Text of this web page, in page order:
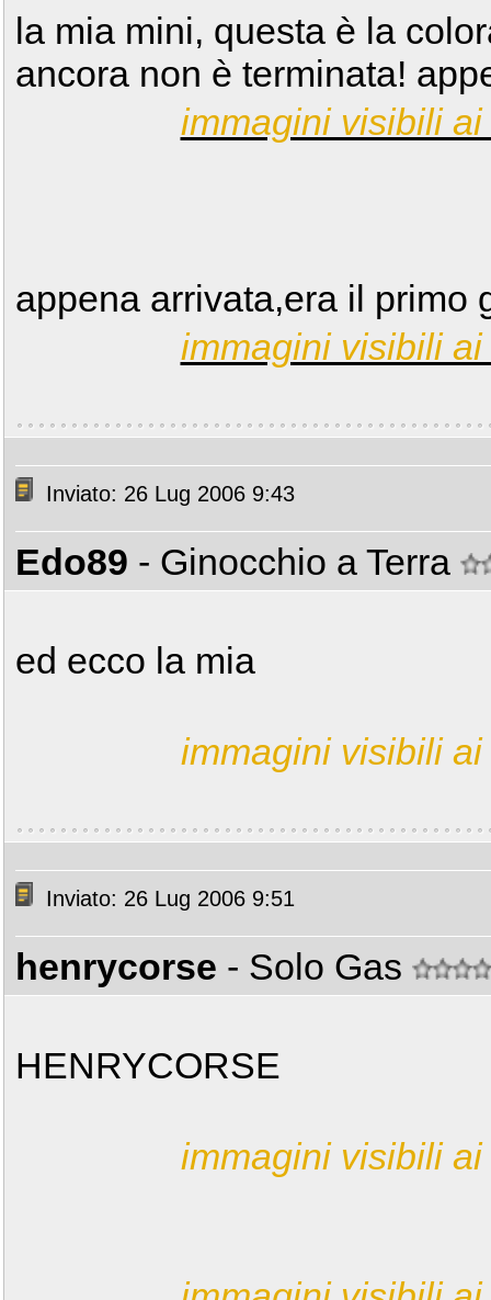
la mia mini, questa è la
ancora non è terminata!
immagini visibili
appena arrivata,era il primo
immagini visibili
Inviato: 26 Lug 2006 9:43
Edo89 - Ginocchio a Terra
ed ecco la mia
immagini visibili
Inviato: 26 Lug 2006 9:51
henrycorse - Solo Gas
HENRYCORSE
immagini visibili